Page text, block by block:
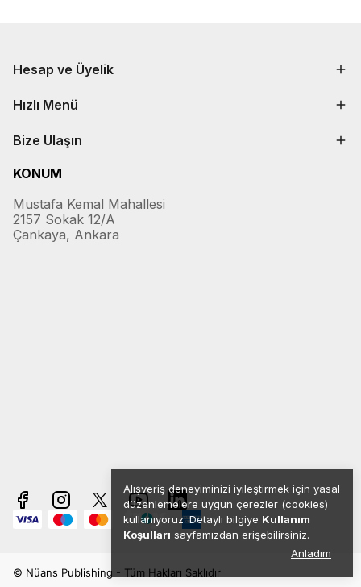
Alışveriş deneyiminizi iyileştirmek için yasal
düzenlemelere uygun çerezler (cookies)
kullanıyoruz. Detaylı bilgiye Kullanım
Koşulları sayfamızdan erişebilirsiniz.
Anladım
Hesap ve Üyelik
Hızlı Menü
Bize Ulaşın
KONUM
Mustafa Kemal Mahallesi
2157 Sokak 12/A
Çankaya, Ankara
© Nüans Publishing - Tüm Hakları Saklıdır